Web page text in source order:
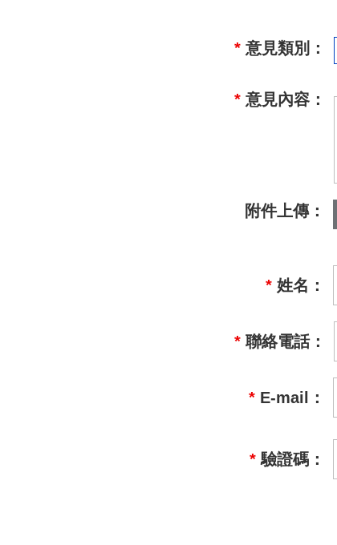
* 意見類別：
* 意見內容：
附件上傳：
* 姓名：
* 聯絡電話：
* E-mail：
* 驗證碼：